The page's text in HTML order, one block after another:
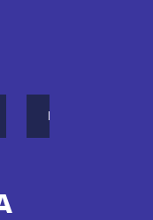
PERFORMANCE